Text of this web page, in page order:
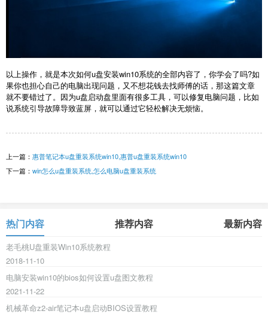
以上操作，就是本次如何u盘安装win10系统的全部内容了，你学会了吗?如
果你也担心自己的电脑出现问题，又不想花钱去找师傅的话，那这篇文章
就不要错过了。因为u盘启动盘里面有很多工具，可以修复电脑问题，比如
说系统引导故障导致蓝屏，就可以通过它轻松解决无烦恼。
上一篇： 惠普笔记本u盘重装系统win10,惠普u盘重装系统win10
下一篇： win怎么u盘重装系统,怎么电脑u盘重装系统
热门内容 推荐内容 最新内容
老毛桃U盘重装Win10系统教程
2018-11-10
电脑安装win10的bios如何设置u盘图文教程
2021-11-22
机械革命z2-air笔记本u盘启动BIOS设置教程